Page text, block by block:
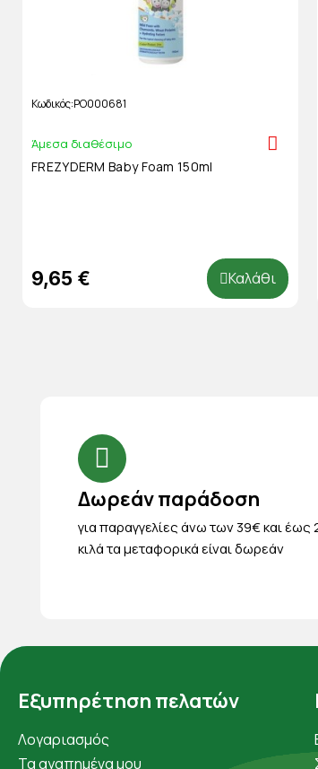
Κωδικός PO000681
Άμεσα διαθέσιμο
FREZYDERM Baby Foam 150ml
9,65 € Καλάθι
Δωρεάν παράδοση
για παραγγελίες άνω των 39€ και έως
κιλά τα μεταφορικά είναι δωρεάν
Εξυπηρέτηση πελατών
Λογαριασμός
Τα αγαπημένα μου